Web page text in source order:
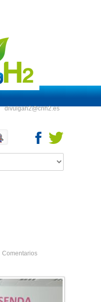
divulgah2@cnh2.es
Comentarios